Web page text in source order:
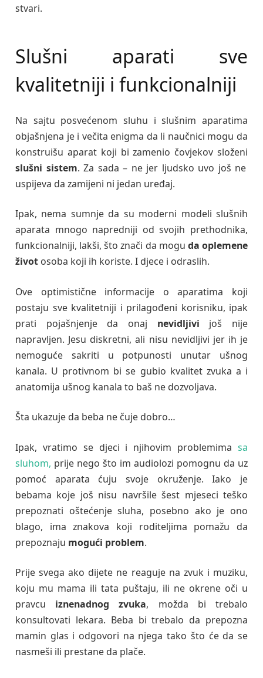
stvari.
Slušni aparati sve
kvalitetniji i funkcionalniji
Na sajtu posvećenom sluhu i slušnim aparatima
objašnjena je i večita enigma da li naučnici mogu da
konstruišu aparat koji bi zamenio čovjekov složeni
slušni sistem. Za sada – ne jer ljudsko uvo još ne
uspijeva da zamijeni ni jedan uređaj.
Ipak, nema sumnje da su moderni modeli slušnih
aparata mnogo napredniji od svojih prethodnika,
funkcionalniji, lakši, što znači da mogu da oplemene
život osoba koji ih koriste. I djece i odraslih.
Ove optimistične informacije o aparatima koji
postaju sve kvalitetniji i prilagođeni korisniku, ipak
prati pojašnjenje da onaj nevidljivi još nije
napravljen. Jesu diskretni, ali nisu nevidljivi jer ih je
nemoguće sakriti
u potpunosti unutar ušnog
kanala. U protivnom bi se gubio kvalitet zvuka a i
anatomija ušnog kanala to baš ne dozvoljava.
Šta ukazuje da beba ne čuje dobro…
Ipak, vratimo se djeci i njihovim problemima sa
sluhom, prije nego što im audiolozi pomognu da uz
pomoć aparata ćuju svoje okruženje.Iako je
bebama koje još nisu navršile šest mjeseci teško
prepoznati oštećenje sluha, posebno ako je ono
blago, ima znakova koji roditeljima pomažu da
prepoznaju mogući problem.
Prije svega ako dijete ne reaguje na zvuk i muziku,
koju mu mama ili tata puštaju, ili ne okrene oči u
pravcu iznenadnog zvuka, možda bi trebalo
konsultovati lekara. Beba bi trebalo da prepozna
mamin glas i odgovori na njega tako što će da se
nasmeši ili prestane da plače.